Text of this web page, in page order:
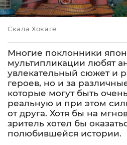
Скала Хокаге
Многие поклонники
мультипликации любят
увлекательный сюжет и
героев, но и за
которые могут быть
реальную и при этом
от друга. Хотя бы на
зритель хотел бы
полюбившейся истории.